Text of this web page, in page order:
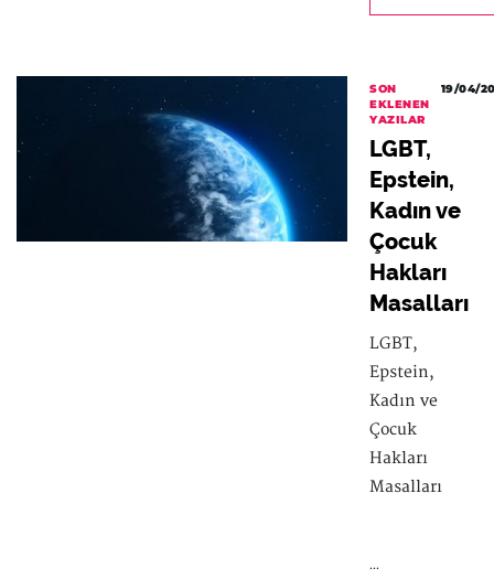
SON
EKLENEN
YAZILAR
19/04/
LGBT,
Epstein,
Kadın ve
Çocuk
Hakları
Masalları
LGBT,
Epstein,
Kadın ve
Çocuk
Hakları
Masalları
...